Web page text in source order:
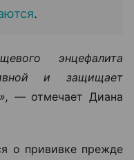
.
энцефалита
и защищает
—отмечает Диана
о прививке прежде